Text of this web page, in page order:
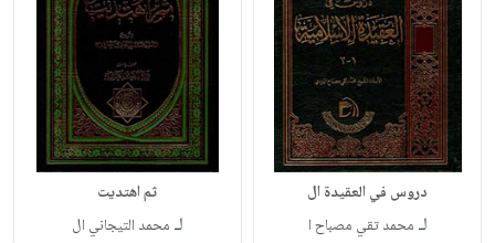
دروس في العقيدة ال
لـ محمد تقي مصباح ا
ثم اهتديت
لـ محمد التيجاني ال